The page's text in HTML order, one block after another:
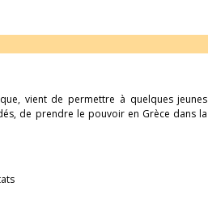
vient de permettre à quelques jeunes
de prendre le pouvoir en Grèce dans la